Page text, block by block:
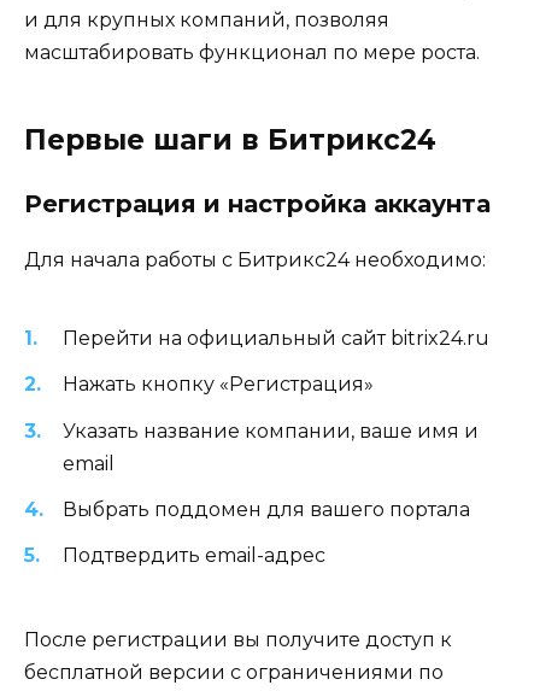
и для крупных компаний, позволяя
масштабировать функционал по мере роста.
Первые шаги в Битрикс24
Регистрация и настройка аккаунта
Для начала работы с Битрикс24 необходимо:
Перейти на официальный сайт bitrix24.ru
Нажать кнопку «Регистрация»
Указать название компании, ваше имя и
email
Выбрать поддомен для вашего портала
Подтвердить email-адрес
После регистрации вы получите доступ к
бесплатной версии с ограничениями по